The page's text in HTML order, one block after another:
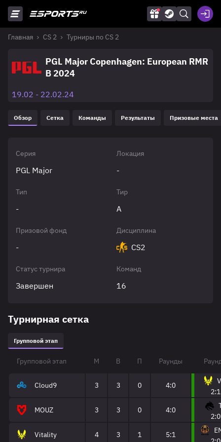
Главная CS 2 Турниры по CS 2
PGL Major Copenhagen: European RMR
B 2024
19.02 - 22.02.24
Обзор Сетка Команды Результаты Призовые места
Серия
PGL Major
Локация
-
Тип
-
Тир
A
Призовой фонд
-
Дисциплина
CS2
Статус турнира
Завершен
Команд
16
Турнирная сетка
Групповой этап
Групповой этап М В П Раунды
Cloud9 3 3 0 4:0
2:1
MOUZ 3 3 0 4:0
2:0
Vitality 4 3 1 5:1